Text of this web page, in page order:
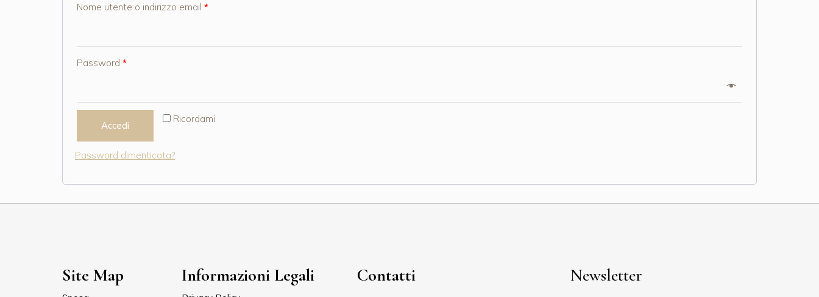
Nome utente o indirizzo email *
Password *
Ricordami
Accedi
Password dimenticata?
Site Map Informazioni Legali Contatti Newsletter